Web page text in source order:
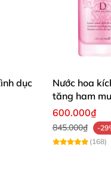
dục
Nước hoa
tăng ham
600.000₫
845.000₫
-
(168)